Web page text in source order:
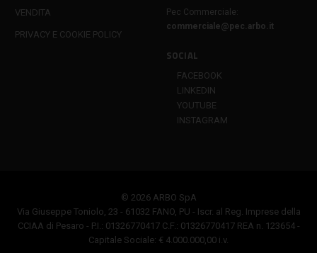
VENDITA
PRIVACY E COOKIE POLICY
Pec Commerciale:
commerciale@pec.arbo.it
SOCIAL
FACEBOOK
LINKEDIN
YOUTUBE
INSTAGRAM
© 2026 ARBO SpA
Via Giuseppe Toniolo, 23 - 61032 FANO, PU - Iscr. al Reg. Imprese della
CCIAA di Pesaro - P.I.: 01326770417 C.F.: 01326770417 REA n. 123654 -
Capitale Sociale: € 4.000.000,00 i.v.